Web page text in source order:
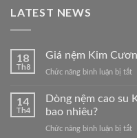
LATEST NEWS
18
Th8
Giá nệm Kim
Chức năng bình luận bị tắtở
14
Th4
Dòng nệm cao su
bao nhiêu?
Chức năng bình luận bị tắtở